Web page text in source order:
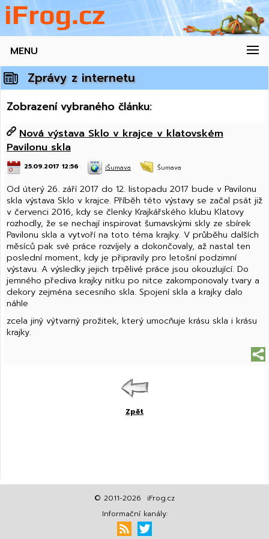
MENU
Zprávy z internetu
Zobrazení vybraného článku:
Nová výstava Sklo v krajce v klatovském
Pavilonu skla
25.09.2017 12:56 iŠumava Šumava
Od úterý 26. září 2017 do 12. listopadu 2017 bude v Pavilonu
skla výstava Sklo v krajce. Příběh této výstavy se začal psát již
v červenci 2016, kdy se členky Krajkářského klubu Klatovy
rozhodly, že se nechají inspirovat šumavskými skly ze sbírek
Pavilonu skla a vytvoří na toto téma krajky. V průběhu dalších
měsíců pak své práce rozvíjely a dokončovaly, až nastal ten
poslední moment, kdy je připravily pro letošní podzimní
výstavu. A výsledky jejich trpělivé práce jsou okouzlující. Do
jemného přediva krajky nitku po nitce zakomponovaly tvary a
dekory zejména secesního skla. Spojení skla a krajky dalo
náhle
zcela jiný výtvarný prožitek, který umocňuje krásu skla i krásu
krajky.
Zpět
© 2011-2026 iFrog.cz
Informační kanály: